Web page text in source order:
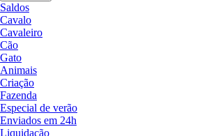
Saldos
Cavalo
Cavaleiro
Cão
Gato
Animais
Criação
Fazenda
Especial de verão
Enviados em 24h
Liquidação